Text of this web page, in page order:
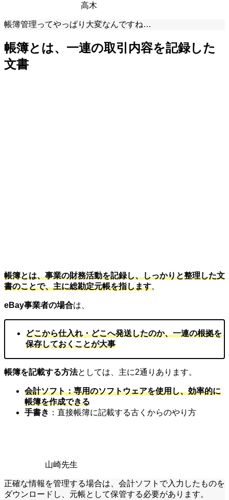
高木
帳簿管理ってやっぱり大変なんですね…
帳簿とは、一連の取引内容を記録した
文書
帳簿とは、事業の財務活動を記録し、しっかりと整理した文
書のことで、主に総勘定元帳を指します。
eBay事業者の場合は、
どこから仕入れ・どこへ発送したのか、一連の根拠を
保存しておくことが大事
帳簿を記載する方法としては、主に2通りあります。
会計ソフト：専用のソフトウェアを使用し、効率的に
帳簿を作成できる
手書き ：直接帳簿に記載する古くからのやり方
山崎先生
正確な情報を管理する場合は、会計ソフトで入力したものを
ダウンロードし、元帳として保管する必要があります。